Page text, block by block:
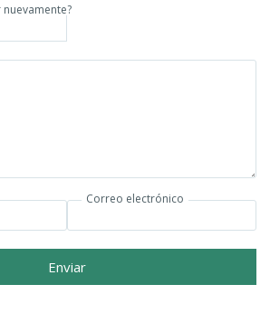
Correo electrónico
Enviar